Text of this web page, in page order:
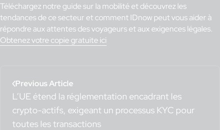
Téléchargez notre guide sur la mobilité et découvrez les
tendances de ce secteur et commentIDnowpeut vous aider à
répondre aux attentes des voyageurs et aux exigences légales.
Obtenez votre copie gratuite ici
Previous Article
L’UE étend la réglementation encadrant les
crypto-actifs, exigeant un processus KYC pour
toutes les transactions